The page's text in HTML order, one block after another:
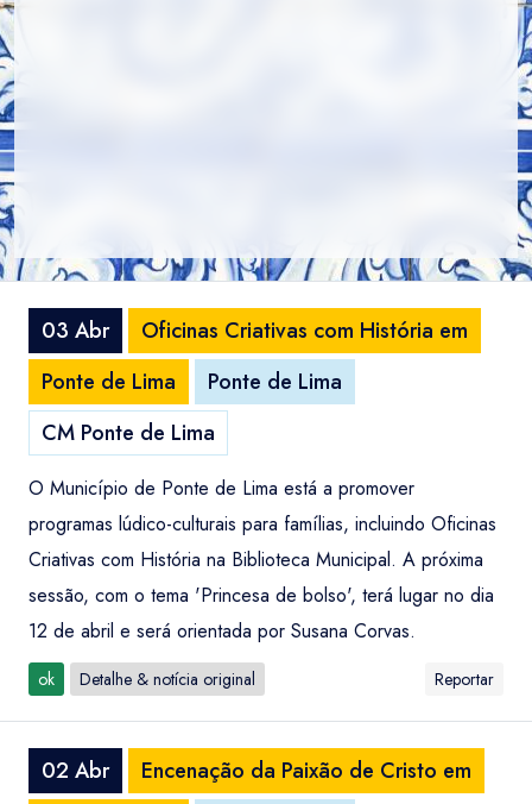
03 Abr
Oficinas Criativas com História em
Ponte de Lima
Ponte de Lima
CM Ponte de Lima
O Município de Ponte de Lima está a promover
programas lúdico-culturais para famílias, incluindo Oficinas
Criativas com História na Biblioteca Municipal. A próxima
sessão, com o tema 'Princesa de bolso', terá lugar no dia
12 de abril e será orientada por Susana Corvas.
ok Detalhe & notícia original Reportar
02 Abr
Encenação da Paixão de Cristo em